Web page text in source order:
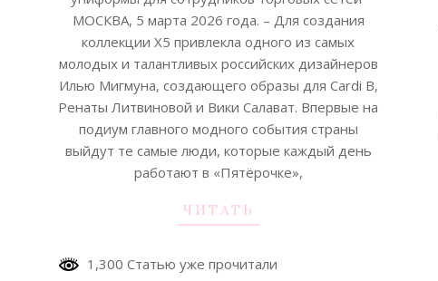
МОСКВА, 5 марта 2026 года. – Для создания
коллекции Х5 привлекла одного из самых
молодых и талантливых российских дизайнеров
Илью Мигмуна, создающего образы для Cardi B,
Ренаты Литвиновой и Вики Салават. Впервые на
подиум главного модного события страны
выйдут те самые люди, которые каждый день
работают в «Пятёрочке»,
ЧИТАТЬ
1,300 Статью уже прочитали